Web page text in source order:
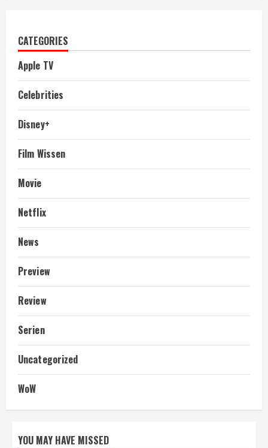
CATEGORIES
Apple TV
Celebrities
Disney+
Film Wissen
Movie
Netflix
News
Preview
Review
Serien
Uncategorized
WoW
YOU MAY HAVE MISSED